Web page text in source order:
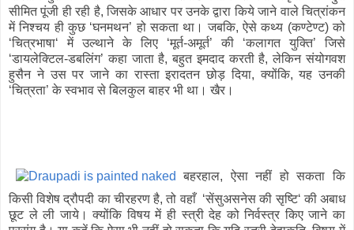
सीमित पूंजी ही रही है, जिसके आधार पर उनके द्वारा किये जाने वाले चित्रांकन
में निश्चय ही कुछ ‘घनमथन’ हो सकता था। जबकि, ऐसे कथ्य (कण्टेण्ट) को
‘चित्रभाषा‘ में उल्थाने के लिए ‘मूर्त-अमूर्त’ की ‘कलागत युक्ति’ जिसे
‘डायलेक्टिल-डबलिंग’ कहा जाता है, बहुत इमदाद करती है, लेकिन संयोगवश
हुसैन ने उस पर जाने का रास्ता इरादतन छोड़ दिया, क्योंकि, यह उनकी
‘चित्रता’ के स्वभाव से बिलकुल बाहर भी था। खैर।
बहरहाल, ऐसा नहीं हो सकता कि
किसी विशेष द्रौपदी का चीरहरण है, तो वहाँ ‘सेंसुअसनेस की सृष्टि‘ की अबाध
छूट ले ली जाये। क्योंकि विषय में ही स्त्री देह को निर्वस्त्र किए जाने का